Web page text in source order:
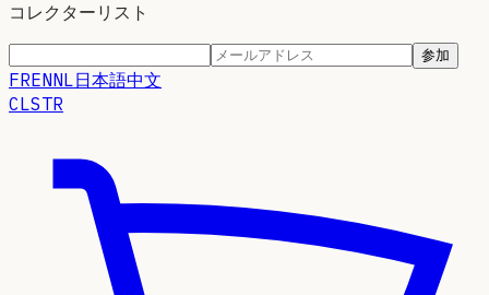
コレクターリスト
参加
FRENNL日本語中文
CLSTR